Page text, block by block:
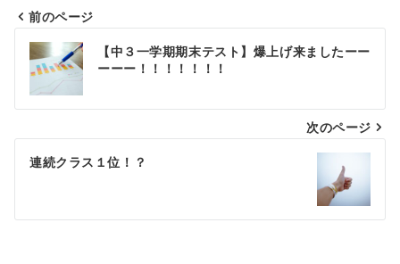
投
稿
ナ
ビ
ゲ
シ
前のページ
【中３一学期期末テスト】爆上げ来ましたーー
ーーー！！！！！！！
次のページ
連続クラス１位！？